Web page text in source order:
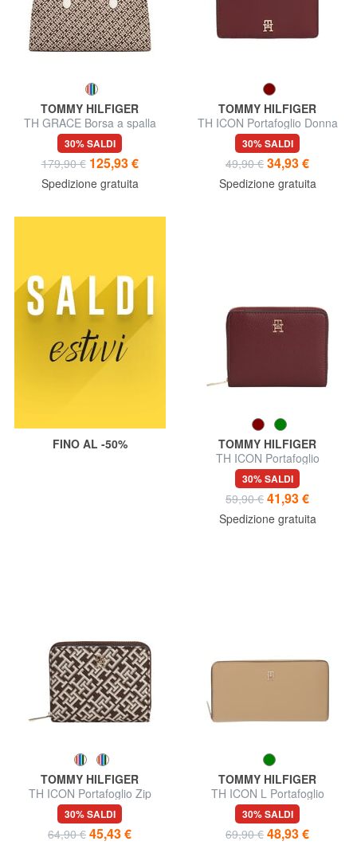
TOMMY HILFIGER
TH GRACE Borsa a spalla
30% SALDI
179,90 € 125,93 €
Spedizione gratuita
TOMMY HILFIGER
TH ICON Portafoglio Donna
30% SALDI
49,90 € 34,93 €
Spedizione gratuita
FINO AL -50%
TOMMY HILFIGER
TH ICON Portafoglio
ripiegabile
30% SALDI
59,90 € 41,93 €
Spedizione gratuita
TOMMY HILFIGER
TH ICON Portafoglio Zip
Around piccolo
30% SALDI
64,90 € 45,43 €
TOMMY HILFIGER
TH ICON L Portafoglio
ziparound
30% SALDI
69,90 € 48,93 €